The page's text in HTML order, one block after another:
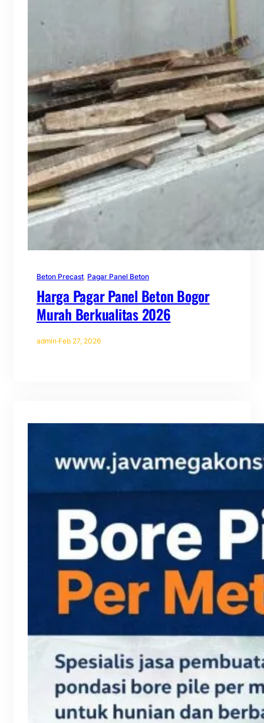
Beton Precast, Pagar Panel Beton
Harga Pagar Panel Beton Bogor
Murah Berkualitas 2026
admin·Feb 27, 2026